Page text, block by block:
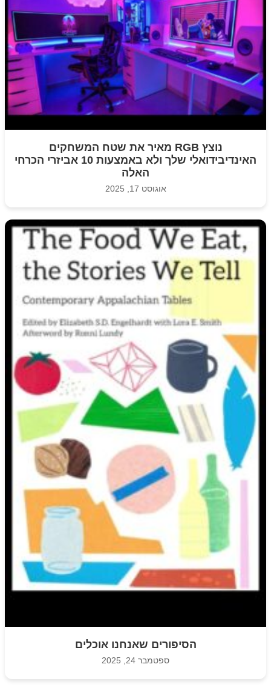
נוצץ RGB מאיר את שטח המשחקים
האינדיבידואלי שלך ולא באמצעות 10 אביזרי הכרחי
האלה
אוגוסט 17, 2025
הסיפורים שאנחנו אוכלים
ספטמבר 24, 2025